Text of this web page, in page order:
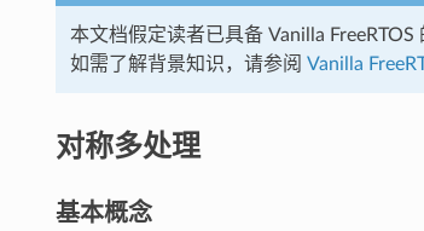
本文档假定读者已具备 Vanilla
如需了解背景知识，请参阅 Vanilla
对称多处理
基本概念